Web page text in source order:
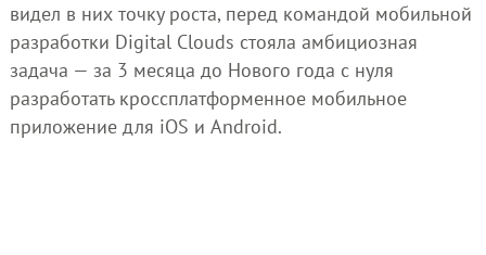
видел в них точку роста, перед командой мобильной
разработки Digital Clouds стояла амбициозная
задача — за 3 месяца до Нового года с нуля
разработать кроссплатформенное мобильное
приложение для iOS и Android.